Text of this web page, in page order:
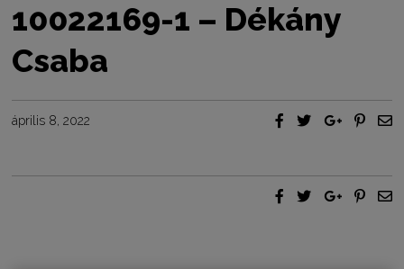
10022169-1 – Dékány
Csaba
április 8, 2022